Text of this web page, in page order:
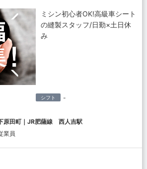
ミシン初心者OK!高級車シート
の縫製スタッフ/日勤×土日休
み
シフト -
原田町｜JR肥薩線 西人吉駅
業員